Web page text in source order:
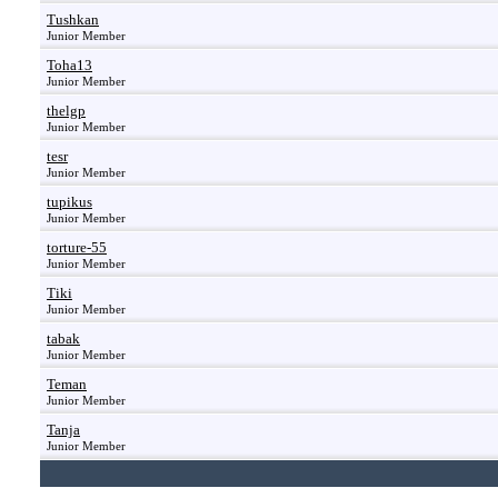
Tushkan
Junior Member
Toha13
Junior Member
thelgp
Junior Member
tesr
Junior Member
tupikus
Junior Member
torture-55
Junior Member
Tiki
Junior Member
tabak
Junior Member
Teman
Junior Member
Tanja
Junior Member